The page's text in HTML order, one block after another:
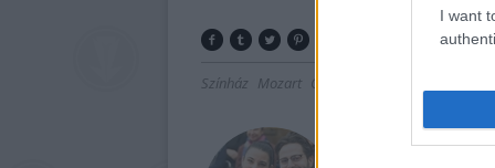
I want
Színház Mozart Opera